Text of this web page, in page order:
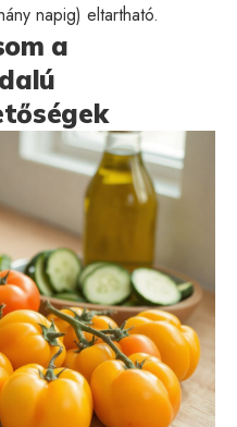
napig) eltartható.
a